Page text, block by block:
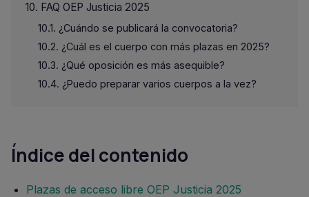
FAQ OEP Justicia 2025
¿Cuándo se publicará la convocatoria?
¿Cuál es el cuerpo con más plazas en 2025?
¿Qué oposición es más asequible?
¿Puedo preparar varios cuerpos a la vez?
Índice del contenido
Plazas de acceso libre OEP Justicia 2025